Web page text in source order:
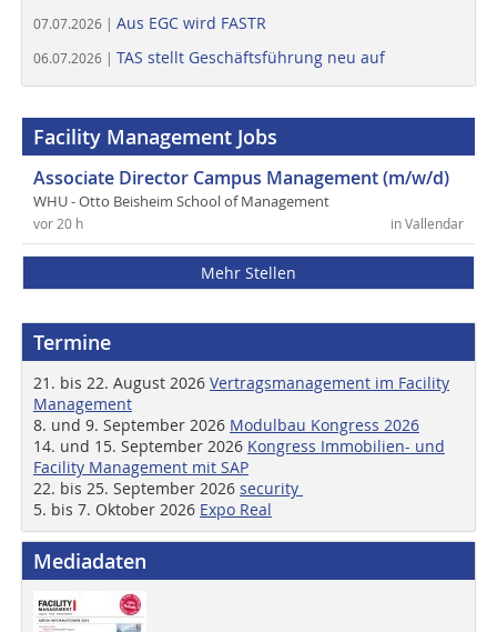
07.07.2026 | Aus EGC wird FASTR
06.07.2026 | TAS stellt Geschäftsführung neu auf
Facility Management Jobs
Associate Director Campus Management (m/w/d)
WHU - Otto Beisheim School of Management
in Vallendar
vor 20 h
Mehr Stellen
Termine
21. bis 22. August 2026 Vertragsmanagement im Facility
Management
8. und 9. September 2026 Modulbau Kongress 2026
14. und 15. September 2026 Kongress Immobilien- und
Facility Management mit SAP
22. bis 25. September 2026 security
5. bis 7. Oktober 2026 Expo Real
Mediadaten